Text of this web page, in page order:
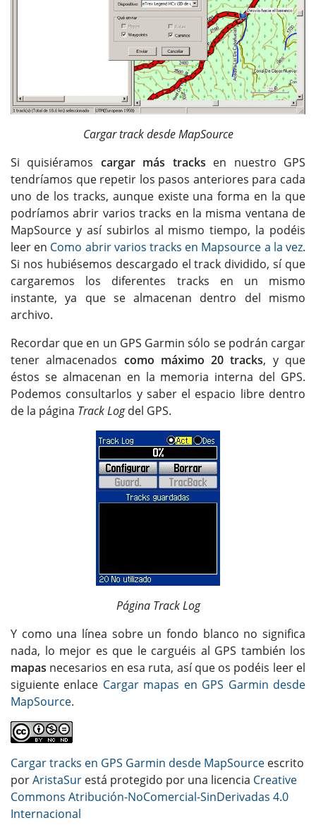
Cargar track desde MapSource
Si quisiéramos cargar más tracks en nuestro GPS
tendríamos que repetir los pasos anteriores para cada
uno de los tracks, aunque existe una forma en la que
podríamos abrir varios tracks en la misma ventana de
MapSource y así subirlos al mismo tiempo, la podéis
leer en Como abrir varios tracks en Mapsource a la vez.
Si nos hubiésemos descargado el track dividido, sí que
cargaremos los diferentes tracks en un mismo
instante, ya que se almacenan dentro del mismo
archivo.
Recordar que en un GPS Garmin sólo se podrán cargar
tener almacenados como máximo 20 tracks, y que
éstos se almacenan en la memoria interna del GPS.
Podemos consultarlos y saber el espacio libre dentro
de la página Track Logdel GPS.
Página Track Log
Y como una línea sobre un fondo blanco no significa
nada, lo mejor es que le carguéis al GPS también los
mapas necesarios en esa ruta, así que os podéis leer el
siguiente enlace Cargar mapas en GPS Garmin desde
MapSource.
Cargar tracks en GPS Garmin desde MapSource escrito
porAristaSur está protegido por una licencia Creative
Commons Atribución-NoComercial-SinDerivadas 4.0
Internacional